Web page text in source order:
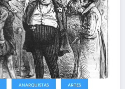
ANARQUISTAS ARTES